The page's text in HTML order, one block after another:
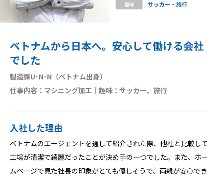
ベトナムから日本へ。安心して働ける会社
でした
製造課U･N･N（ベトナム出身）
仕事内容：マシニング加工｜趣味：サッカー、旅行
入社した理由
ベトナムのエージェントを通して紹介された際、他社と比較して
工場が清潔で綺麗だったことが決め手の一つでした。また、ホー
ムページで見た社長の印象がとても優しそうで、両親が安心でき